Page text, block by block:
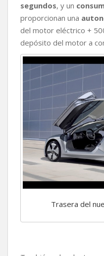
segundos, y un
proporcionan una
del motor eléctrico +
depósito del motor a
Trasera del